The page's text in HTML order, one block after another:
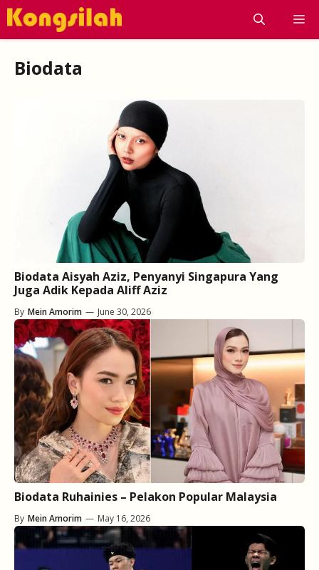
Skip
Biodata
Biodata Aisyah Aziz, Penyanyi Singapura Yang
Juga Adik Kepada Aliff Aziz
By Mein Amorim — June 30, 2026
Biodata Ruhainies – Pelakon Popular Malaysia
By Mein Amorim — May 16, 2026